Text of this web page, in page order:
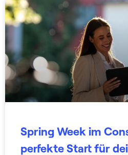
Spring Week im
perfekte Start für